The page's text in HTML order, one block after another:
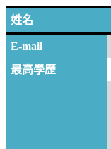
姓名
E-mail
最高學歷